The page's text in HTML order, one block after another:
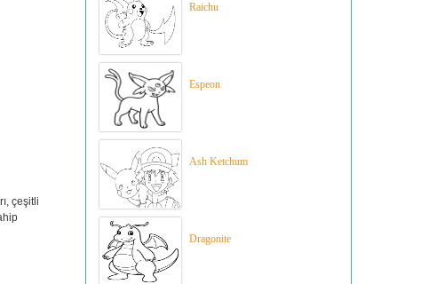
çeşitli
Raichu
Espeon
Ash Ketchum
Dragonite